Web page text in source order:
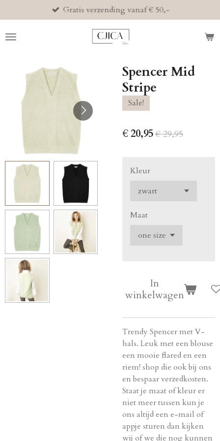
direct
naar
Gratis verzending vanaf € 50,-
Spencer Mid
Stripe
Sale!
€ 20,95€ 29,95
Kleur
Maat
In
winkelwagen
Trendy Spencer met V-
hals. Leuk met een blouse
een mooie flared en een
riem! shop die ook bij ons
en bespaar verzedkosten.
Staat je maat of kleur er
niet meer tussen kun je
ons altijd een e-mail of
appje sturen dan kijken
wij of we die nog kunnen